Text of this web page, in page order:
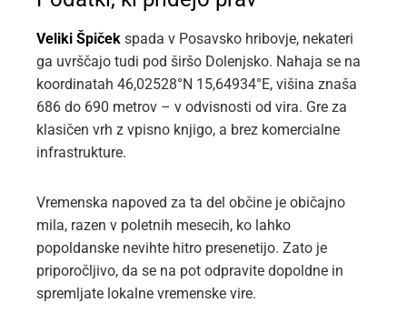
Veliki Špiček spada v Posavsko hribovje, nekateri
ga uvrščajo tudi pod širšo Dolenjsko. Nahaja se na
koordinatah 46,02528°N 15,64934°E, višina znaša
686 do 690 metrov – v odvisnosti od vira. Gre za
klasičen vrh z vpisno knjigo, a brez komercialne
infrastrukture.
Vremenska napoved za ta del občine je običajno
mila, razen v poletnih mesecih, ko lahko
popoldanske nevihte hitro presenetijo. Zato je
priporočljivo, da se na pot odpravite dopoldne in
spremljate lokalne vremenske vire.